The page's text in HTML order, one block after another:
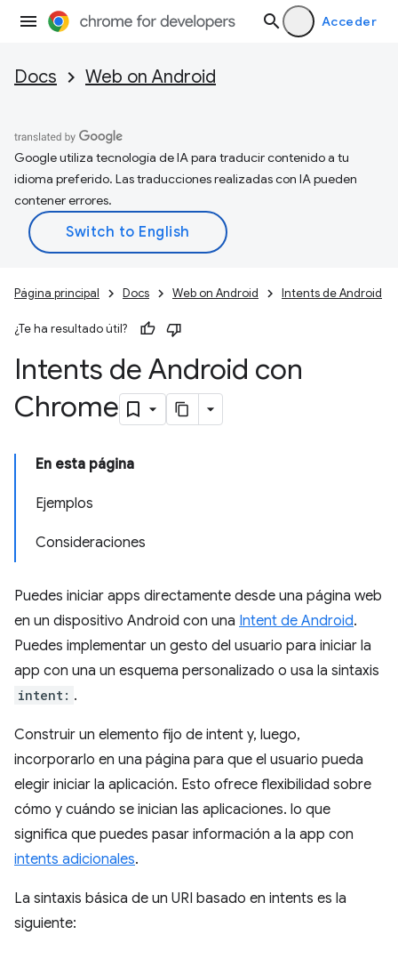
Acceder
Docs Web on Android
Google utiliza tecnología de IA para traducir contenido a tu
idioma preferido. Las traducciones realizadas con IA pueden
contener errores.
Página principal Docs Web on Android Intents de Android
¿Te ha resultado útil?
Intents de Android con
Chrome
En esta página
Ejemplos
Consideraciones
Puedes iniciar apps directamente desde una página web
en un dispositivo Android con una Intent de Android.
Puedes implementar un gesto del usuario para iniciar la
app con una un esquema personalizado o usa la sintaxis
intent: .
Construir un elemento fijo de intent y, luego,
incorporarlo en una página para que el usuario pueda
elegir iniciar la aplicación. Esto ofrece flexibilidad sobre
cómo y cuándo se inician las aplicaciones. lo que
significa que puedes pasar información a la app con
intents adicionales.
La sintaxis básica de un URI basado en intents es la
siguiente: